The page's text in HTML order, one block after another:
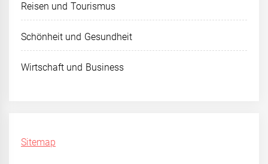
Reisen und Tourismus
Schönheit und Gesundheit
Wirtschaft und Business
Sitemap